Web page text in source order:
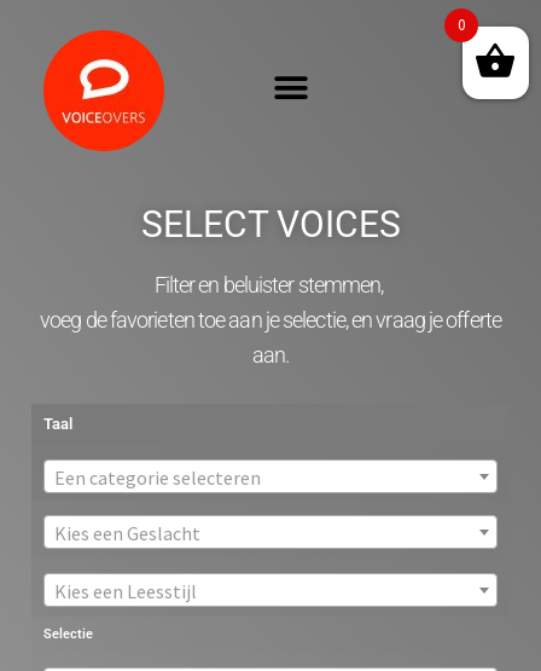
SELECT VOICES
Filter en beluister stemmen,
voeg de favorieten toe aan je selectie, en vraag je offerte
aan.
Taal
Een categorie selecteren
Kies een Geslacht
Kies een Leesstijl
Selectie
0